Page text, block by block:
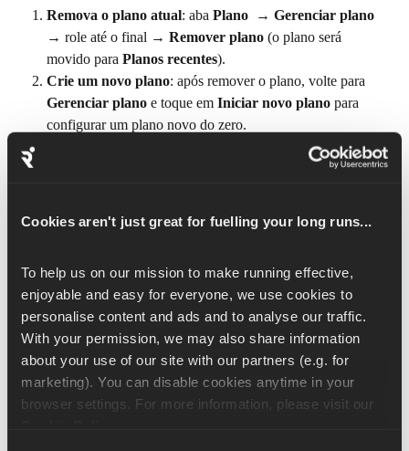
Cookies aren't just great for fuelling your long runs...
To help us on our mission to make running effective,
enjoyable and easy for everyone, we use cookies to
personalise content and ads and to analyse our traffic.
With your permission, we may also share information
about your use of our site with our partners (e.g. for
marketing). You can disable cookies anytime in your
Remova o plano atual: aba Plano → Gerenciar plano
→ role até o final → Remover plano (o plano será
movido para Planos recentes).
Crie um novo plano: após remover o plano, volte para
Gerenciar plano e toque em Iniciar novo plano para
configurar um plano novo do zero.
Observação: esse é um processo em duas etapas, o aplicativo
Se eu iniciar um novo plano, o atual será excluído?
quando quiser da seguinte forma:
Plano → Gerenciar plano
→ Ver planos recentes
e tocar no plano para reativá-lo.
A mudança de plano apaga o histórico de corridas
concluídas?
Não, seu histórico de corridas concluídas é preservado mesmo